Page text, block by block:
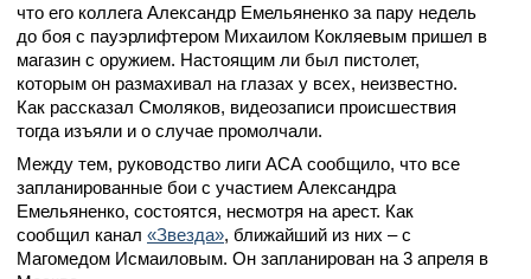
что его коллега Александр Емельяненко за пару недель
до боя с пауэрлифтером Михаилом Кокляевым пришел в
магазин с оружием. Настоящим ли был пистолет,
которым он размахивал на глазах у всех, неизвестно.
Как рассказал Смоляков, видеозаписи происшествия
тогда изъяли и о случае промолчали.
Между тем, руководство лиги АСА сообщило, что все
запланированные бои с участием Александра
Емельяненко, состоятся, несмотря на арест. Как
сообщил канал «Звезда», ближайший из них – с
Магомедом Исмаиловым. Он запланирован на 3 апреля в